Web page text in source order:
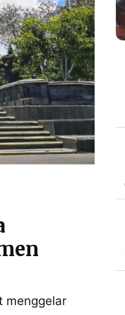
menggelar